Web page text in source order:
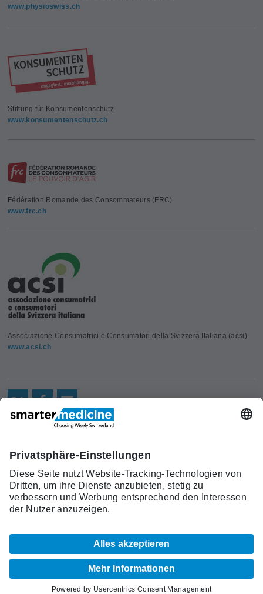
www.physioswiss.ch
Stiftung für Konsumentenschutz
www.konsumentenschutz.ch
Fédération Romande des Consommateurs (FRC)
www.frc.ch
Associazione Consumatrici e Consumatori della Svizzera Italiana (acsi)
www.acsi.ch
smarter
medicine?
Top-5-
Listen
Forschung
c/o Schweizerische Gesellschaft für
Monbijoustrasse 43, Postfach, 3001 Bern
Telefon +41 31 370 40 00, Fax +41 31 370
40 19
© 2026 SGAIMImpressum AGB Datenschutz Sitemap
Cookie Einstellungen